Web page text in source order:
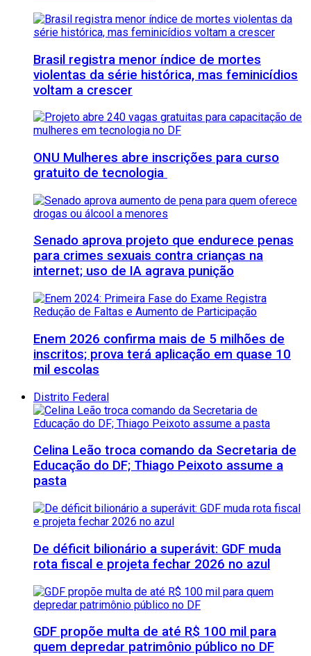
Brasil registra menor índice de mortes
violentas da série histórica, mas feminicídios
voltam a crescer
ONU Mulheres abre inscrições para curso
gratuito de tecnologia
Senado aprova projeto que endurece penas
para crimes sexuais contra crianças na
internet; uso de IA agrava punição
Enem 2026 confirma mais de 5 milhões de
inscritos; prova terá aplicação em quase 10
mil escolas
Distrito Federal
Celina Leão troca comando da Secretaria de
Educação do DF; Thiago Peixoto assume a
pasta
De déficit bilionário a superávit: GDF muda
rota fiscal e projeta fechar 2026 no azul
GDF propõe multa de até R$ 100 mil para
quem depredar patrimônio público no DF